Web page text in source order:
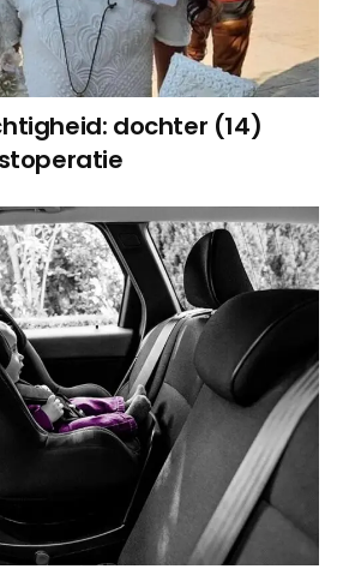
dochter (14)